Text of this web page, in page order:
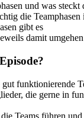
und was steckt
die
gibt es
damit umgehen
funktionierende
die gerne in
Teams führen